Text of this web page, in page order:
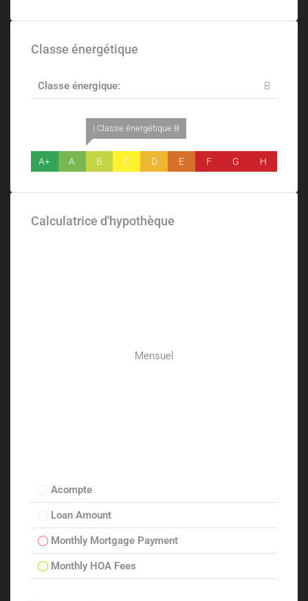
Classe énergétique
Classe énergique: B
A+ A
| Classe énergétique B
B C D E F G H
Calculatrice d'hypothèque
Mensuel
Acompte
Loan Amount
Monthly Mortgage Payment
Monthly HOA Fees